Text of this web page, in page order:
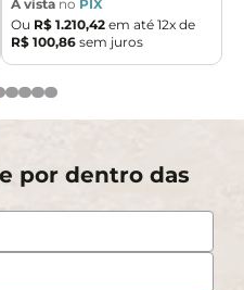
À vista no PIX
Ou R$ 1.210,42 em até 12x de
R$ 100,86 sem juros
por dentro das